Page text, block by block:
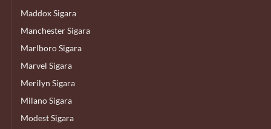
Maddox Sigara
Manchester Sigara
Marlboro Sigara
Marvel Sigara
Merilyn Sigara
Milano Sigara
Modest Sigara